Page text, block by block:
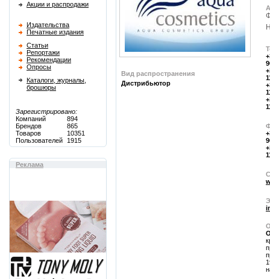
Акции и распродажи
Издательства
Печатные издания
Статьи
Репортажи
Рекомендации
Опросы
Каталоги, журналы,
брошюры
Зарегистрировано:
Компаний
894
Брендов
865
Товаров
10351
Пользователей
1915
Реклама
Вид распространения
Дистрибьютор